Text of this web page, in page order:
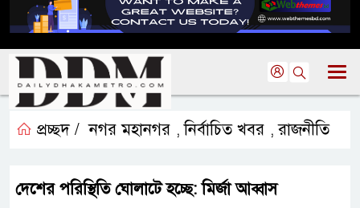
প্রচ্ছদ / নগর মহানগর ,নির্বাচিত খবর ,রাজনীতি
দেশের পরিস্থিতি ঘোলাটে হচ্ছে: মির্জা আব্বাস